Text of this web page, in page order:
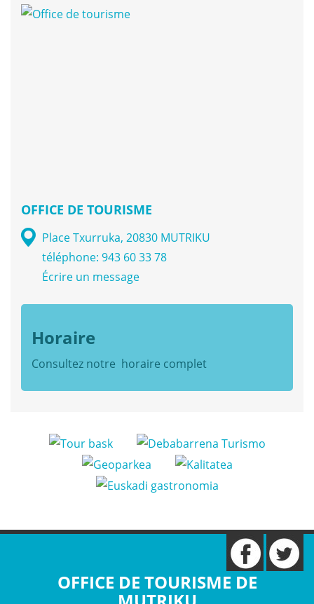
OFFICE DE TOURISME
Place Txurruka, 20830 MUTRIKU
téléphone: 943 60 33 78
Écrire un message
Horaire
Consultez notre horaire complet
OFFICE DE TOURISME DE